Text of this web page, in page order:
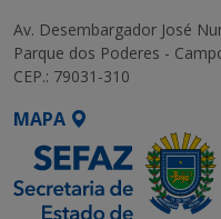
Av. Desembargador José
Parque dos Poderes -
CEP.: 79031-310
MAPA